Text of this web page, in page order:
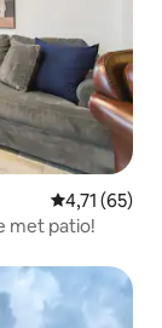
Gemiddelde
4,71 (65)
met patio!